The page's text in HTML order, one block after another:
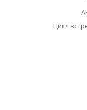
Цикл